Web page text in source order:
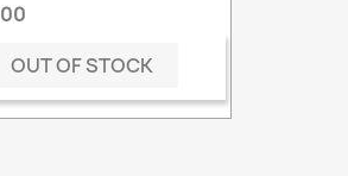
OUT OF STOCK